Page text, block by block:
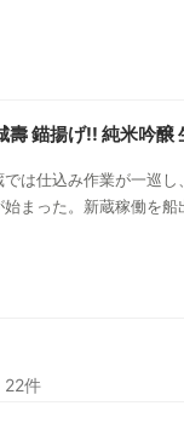
鮮度の良さも感じさせる
さの名残、渋さをうっ
壽 錨揚げ!! 純米吟醸
では仕込み作業が一巡
始まった。新蔵稼働を
しさが引き立ち、シルキ
22件